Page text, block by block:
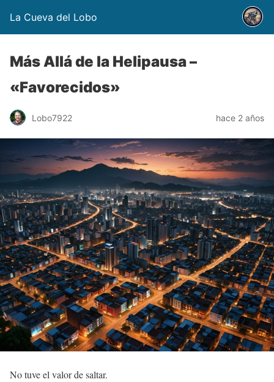
La Cueva del Lobo
Más Allá de la Helipausa –
«Favorecidos»
Lobo7922 hace 2 años
No tuve el valor de saltar.